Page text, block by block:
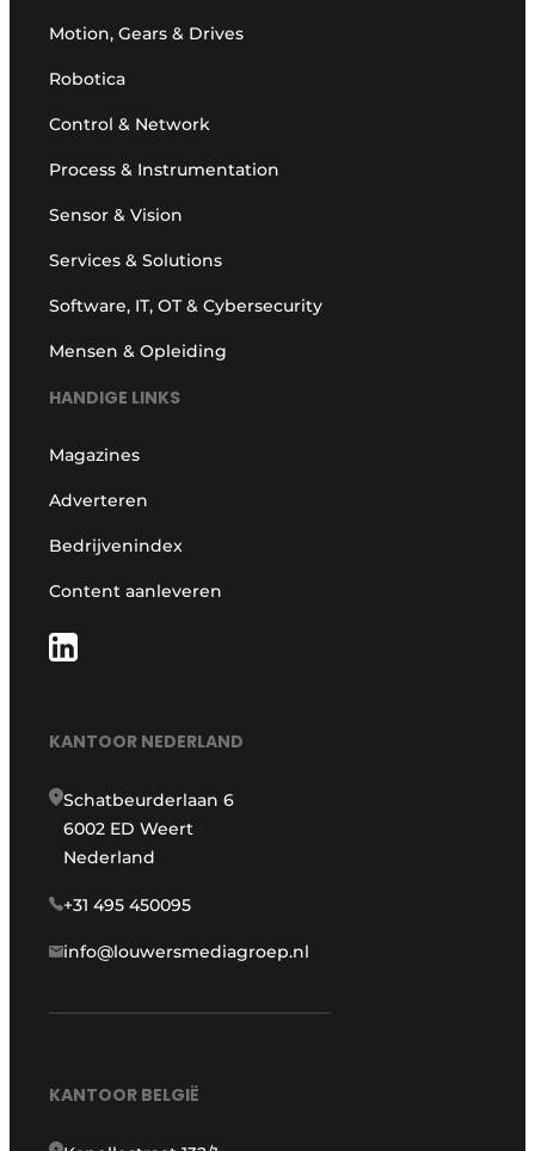
Motion, Gears & Drives
Robotica
Control & Network
Process & Instrumentation
Sensor & Vision
Services & Solutions
Software, IT, OT & Cybersecurity
Mensen & Opleiding
HANDIGE LINKS
Magazines
Adverteren
Bedrijvenindex
Content aanleveren
KANTOOR NEDERLAND
Schatbeurderlaan 6
6002 ED Weert
Nederland
+31 495 450095
info@louwersmediagroep.nl
KANTOOR BELGIË